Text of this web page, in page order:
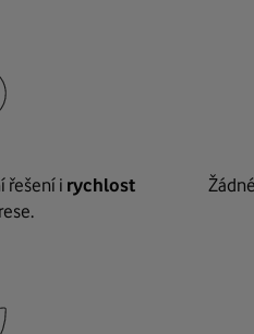
řešení i rychlost